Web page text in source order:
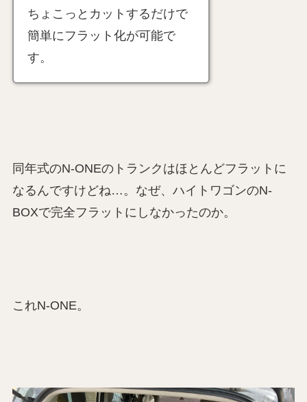
ちょこっとカットするだけで
簡単にフラット化が可能で
す。
同年式のN-ONEのトランクはほとんどフラットに
なるんですけどね…。なぜ、ハイトワゴンのN-
BOXで完全フラットにしなかったのか。
これN-ONE。